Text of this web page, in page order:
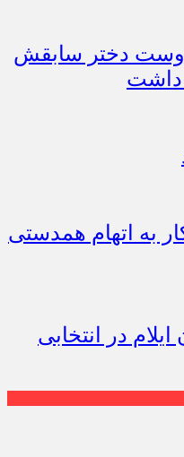
دختر سابقش
داشت
به اتهام همدستی
در انتخابی